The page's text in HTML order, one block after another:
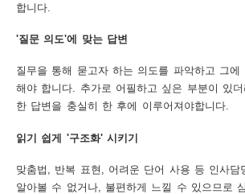
합니다.
'질문 의도'에 맞는 답변
질무을 통해 묻고자 하는 의도를 파악하고 그에
해야 합니다. 추가로 어필하고 싶은 부분이 있
한 답변을 충실히 한 후에 이루어져야합니다.
읽기 쉽게 '구조화' 시키기
맞춤법, 반복 표현, 어려운 단어 사용 등 인사담
알아볼 수 없거나, 불편하게 느낄 수 있으므로